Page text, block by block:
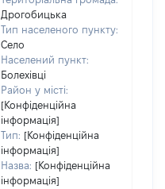
Дрогобицька
Тип населеного пункту:
Село
Населений пункт:
Болехівці
Район у місті:
[Конфіденційна
інформація]
Тип: [Конфіденційна
інформація]
Назва: [Конфіденційна
інформація]